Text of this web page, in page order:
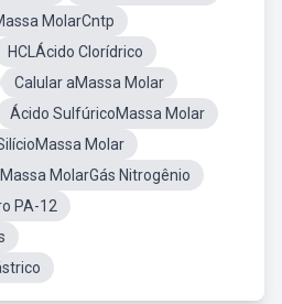
MolarCntp
HCLÁcido Clorídrico
Calular aMassa Molar
Ácido SulfúricoMassa Molar
Molar
Massa MolarGás Nitrogênio
PA-12